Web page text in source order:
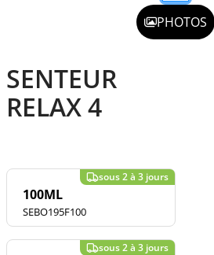
PHOTOS
SENTEUR
RELAX 4
100ML
SEBO195F100